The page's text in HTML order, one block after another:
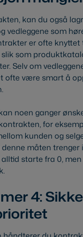
kan du også
vedleggene som
er ofte knyttet
som
Selv om
ofte være smart å
noen ganger
for
kunden og
måten trenger
starte fra 0,
4: